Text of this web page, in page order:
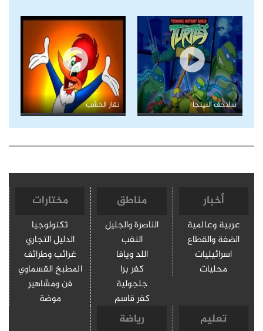
سلاحف النينجا نقار الخشب
أخبار
عربية وعالمية
الضفة والقطاع
اسرائيليات
محليات
مناطق
الناصرة والجليل
النقب
اللد ويافا
كفر برا
جلجولية
كفر قاسم
مختارات
تكنولوجيا
الدليل التجاري
غرائب وطرائف
المطبخ القسماوي
فن ومشاهير
موضة
تعليم رياضة